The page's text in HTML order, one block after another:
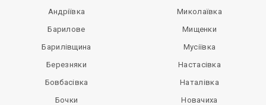
Андріївка
Барилове
Барилівщина
Березняки
Бовбасівка
Бочки
Миколаївка
Мищенки
Мусіївка
Настасівка
Наталівка
Новачиха